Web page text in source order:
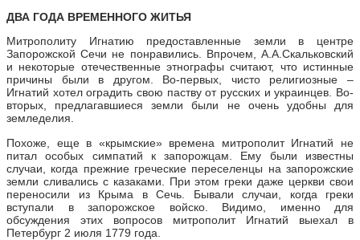
ДВА ГОДА ВРЕМЕННОГО ЖИТЬЯ
Митрополиту Игнатию предоставленные земли в центре
Запорожской Сечи не понравились. Впрочем, А.А.Скальковский
и некоторые отечественные этнографы считают, что истинные
причины были в другом. Во-первых, чисто религиозные –
Игнатий хотел оградить свою паству от русских и украинцев. Во-
вторых, предлагавшиеся земли были не очень удобны для
земледелия.
Похоже, еще в «крымские» времена митрополит Игнатий не
питал особых симпатий к запорожцам. Ему были известны
случаи, когда прежние греческие переселенцы на запорожские
земли сливались с казаками. При этом греки даже церкви свои
переносили из Крыма в Сечь. Бывали случаи, когда греки
вступали в запорожское войско. Видимо, именно для
обсуждения этих вопросов митрополит Игнатий выехал в
Петербург 2 июля 1779 года.